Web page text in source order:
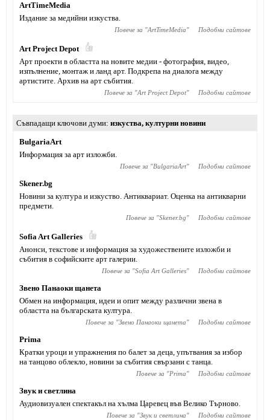
ArtTimeMedia
Издание за медийни изкуства.
Повече за "ArtTimeMedia" Подобни сайтове
Art Project Depot
Арт проекти в областта на новите медии - фотография, видео,
изпълнение, монтаж и ланд арт. Подкрепа на диалога между
артистите. Архив на арт събития.
Повече за "Art Project Depot" Подобни сайтове
Съвпадащи ключови думи изкуства, културни новини
BulgariaArt
Информация за арт изложби.
Повече за "BulgariaArt" Подобни сайтове
Skener.bg
Новини за култура и изкуство. Антиквариат. Оценка на антикварни
предмети.
Повече за "Skener.bg" Подобни сайтове
Sofia Art Galleries
Анонси, текстове и информация за художествените изложби и
събития в софийските арт галерии.
Повече за "Sofia Art Galleries" Подобни сайтове
Звено Панаоки щанета
Обмен на информация, идеи и опит между различни звена в
областта на българската култура.
Повече за "Звено Панаоки щанета" Подобни сайтове
Prima
Кратки уроци и упражнения по балет за деца, упътвания за избор
на танцово облекло, новини за събития свързани с танца.
Повече за "Prima" Подобни сайтове
Звук и светлина
Аудиовизуален спектакъл на хълма Царевец във Велико Търново.
Повече за "Звук и светлина" Подобни сайтове